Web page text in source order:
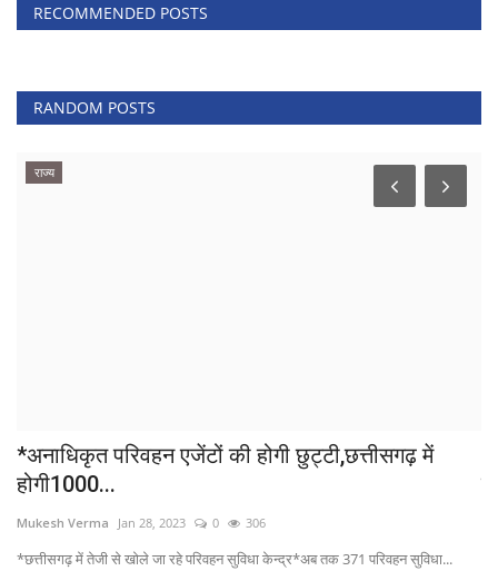
RECOMMENDED POSTS
RANDOM POSTS
राज्य
*अनाधिकृत परिवहन एजेंटों की होगी छुट्टी,छत्तीसगढ़ में
होगी1000...
Mukesh Verma Jan 28, 2023 0 306
*छत्तीसगढ़ में तेजी से खोले जा रहे परिवहन सुविधा केन्द्र*अब तक 371 परिवहन सुविधा...